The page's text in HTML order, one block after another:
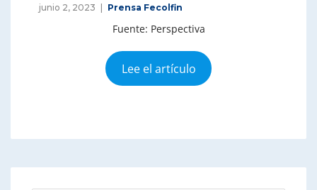
junio 2, 2023 Prensa Fecolfin
Fuente: Perspectiva
Lee el artículo